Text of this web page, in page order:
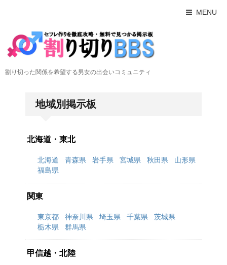
MENU
割り切った関係を希望する男女の出会いコミュニティ
地域別掲示板
北海道・東北
北海道 青森県 岩手県 宮城県 秋田県
山形県
福島県
関東
東京都 神奈川県 埼玉県 千葉県
茨城県
栃木県
群馬県
甲信越・北陸